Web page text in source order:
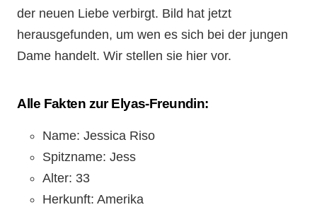
der neuen Liebe verbirgt. Bild hat jetzt
herausgefunden, um wen es sich bei der jungen
Dame handelt. Wir stellen sie hier vor.
Alle Fakten zur Elyas-Freundin:
Name: Jessica Riso
Spitzname: Jess
Alter: 33
Herkunft: Amerika